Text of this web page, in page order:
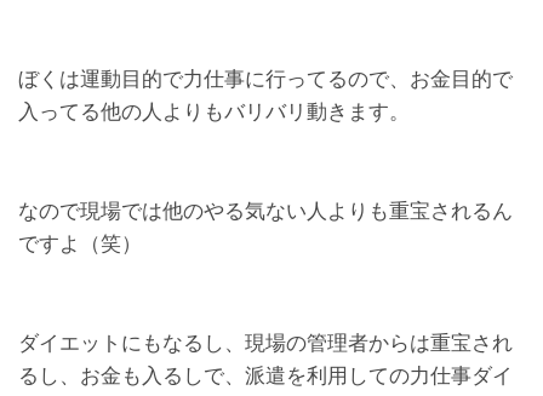
ぼくは運動目的で力仕事に行ってるので、お金目的で
入ってる他の人よりもバリバリ動きます。
なので現場では他のやる気ない人よりも重宝されるん
ですよ（笑）
ダイエットにもなるし、現場の管理者からは重宝され
るし、お金も入るしで、派遣を利用しての力仕事ダイ